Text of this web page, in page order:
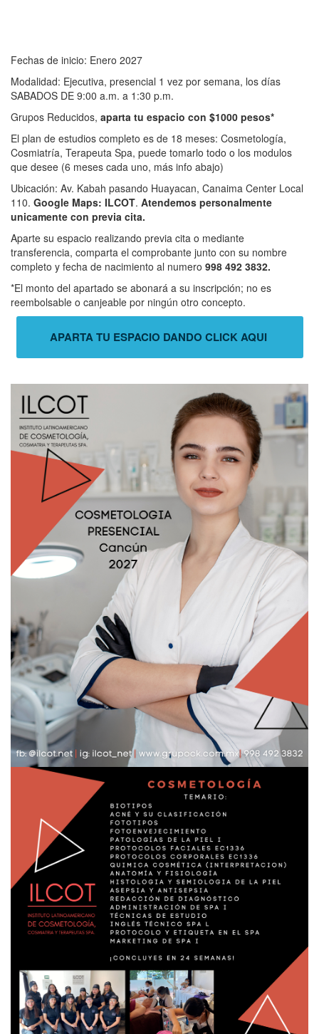
Fechas de inicio: Enero 2027
Modalidad: Ejecutiva, presencial 1 vez por semana, los días
SABADOS DE 9:00 a.m. a 1:30 p.m.
Grupos Reducidos, aparta tu espacio con $1000 pesos*
El plan de estudios completo es de 18 meses: Cosmetología,
Cosmiatría, Terapeuta Spa, puede tomarlo todo o los modulos
que desee (6 meses cada uno, más info abajo)
Ubicación: Av. Kabah pasando Huayacan, Canaima Center Local
110. Google Maps: ILCOT. Atendemos personalmente
unicamente con previa cita.
Aparte su espacio realizando previa cita o mediante
transferencia, comparta el comprobante junto con su nombre
completo y fecha de nacimiento al numero 998 492 3832.
*El monto del apartado se abonará a su inscripción; no es
reembolsable o canjeable por ningún otro concepto.
APARTA TU ESPACIO DANDO CLICK AQUI